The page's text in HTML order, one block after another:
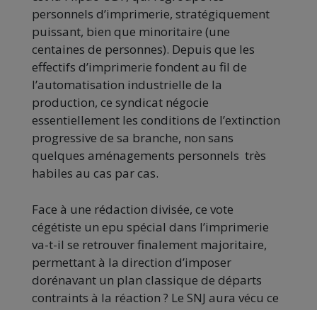
personnels d’imprimerie, stratégiquement
puissant, bien que minoritaire (une
centaines de personnes). Depuis que les
effectifs d’imprimerie fondent au fil de
l’automatisation industrielle de la
production, ce syndicat négocie
essentiellement les conditions de l’extinction
progressive de sa branche, non sans
quelques aménagements personnels très
habiles au cas par cas.
Face à une rédaction divisée, ce vote
cégétiste un epu spécial dans l’imprimerie
va-t-il se retrouver finalement majoritaire,
permettant à la direction d’imposer
dorénavant un plan classique de départs
contraints à la réaction ? Le SNJ aura vécu ce